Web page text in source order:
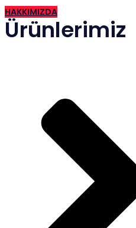
HAKKIMIZDA
Ürünlerimiz